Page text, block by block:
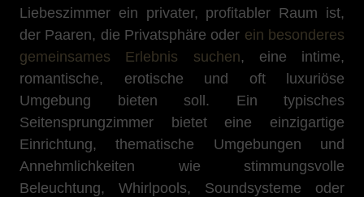
Liebeszimmer ein privater, profitabler Raum ist,
der Paaren, die Privatsphäre oder ein besonderes
gemeinsames Erlebnis suchen, eine intime,
romantische, erotische und oft luxuriöse
Umgebung bieten soll. Ein typisches
Seitensprungzimmer bietet eine einzigartige
Einrichtung, thematische Umgebungen und
Annehmlichkeiten wie stimmungsvolle
Beleuchtung, Whirlpools, Soundsysteme oder